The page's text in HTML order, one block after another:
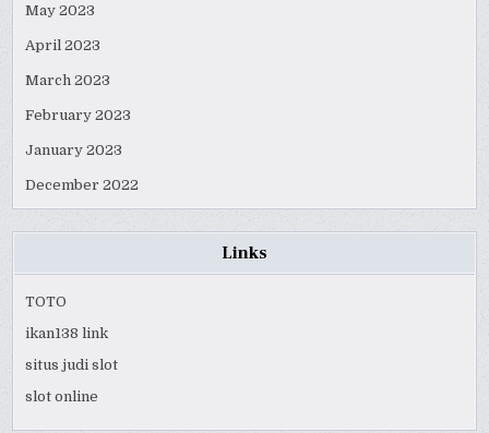
May 2023
April 2023
March 2023
February 2023
January 2023
December 2022
Links
TOTO
ikan138 link
situs judi slot
slot online